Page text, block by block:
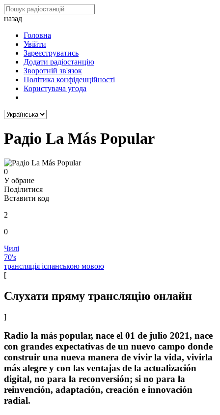
назад
Головна
Увійти
Зареєструватись
Додати радіостанцію
Зворотній зв'язок
Політика конфіденційності
Користувача угода
Радіо La Más Popular
0
У обране
Поділитися
Вставити код
2
0
Чилі
70's
трансляція іспанською мовою
[
Слухати пряму трансляцію онлайн
]
Radio la más popular, nace el 01 de julio 2021, nace
con grandes expectativas de un nuevo campo donde
construir una nueva manera de vivir la vida, vivirla
más alegre y con las ventajas de la actualización
digital, no para la reconversión; si no para la
reinvención, adaptación, creación e innovación
radial.